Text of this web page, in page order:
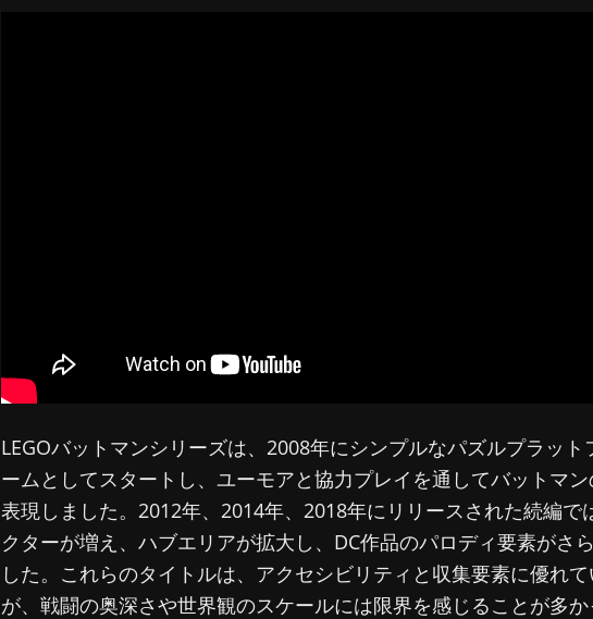
LEGOバットマンシリーズは、2008年にシンプルなパズルプラット
ームとしてスタートし、ユーモアと協力プレイを通してバットマ
表現しました。2012年、2014年、2018年にリリースされた続編で
クターが増え、ハブエリアが拡大し、DC作品のパロディ要素がさ
した。これらのタイトルは、アクセシビリティと収集要素に優れ
が、戦闘の奥深さや世界観のスケールには限界を感じることが多